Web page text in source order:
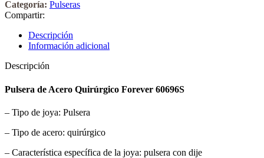
Categoría: Pulseras
Compartir:
Descripción
Información adicional
Descripción
Pulsera de Acero Quirúrgico Forever 60696S
– Tipo de joya: Pulsera
– Tipo de acero: quirúrgico
– Característica específica de la joya: pulsera con dije